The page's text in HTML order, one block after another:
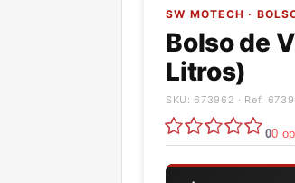
SW MOTECH ·
Bolso de
Litros)
SKU: 673962 · Ref.
00